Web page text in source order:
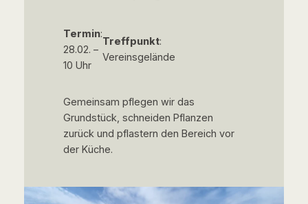
Termin:
28.02. –
10 Uhr
Treffpunkt:
Vereinsgelände
Gemeinsam pflegen wir das
Grundstück, schneiden Pflanzen
zurück und pflastern den Bereich vor
der Küche.